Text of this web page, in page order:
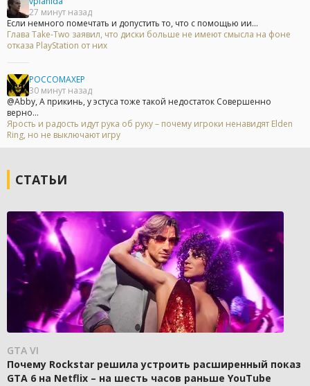
27 минут назад
Если немного помечтать и допустить то, что с помощью ии...
Глава Take-Two заявил, что диски больше не имеют смысла на фоне
отказа PlayStation от них
POCCOMAXEP
30 минут назад
@Abby, А прикинь, у эстуса тоже такой недостаток Совершенно
верно...
Ярость и радость идут рука об руку – почему игроки ненавидят Elden
Ring, но не выключают игру
СТАТЬИ
GTA VI
Почему Rockstar решила устроить расширенный показ
GTA 6 на Netflix – на шесть часов раньше YouTube